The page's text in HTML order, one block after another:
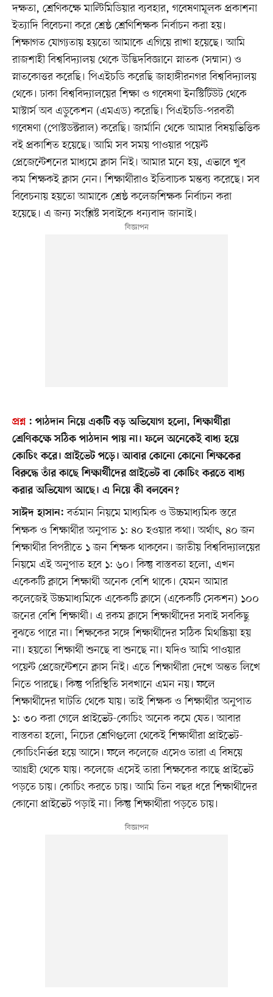
দক্ষতা, শ্রেণিকক্ষে মাল্টিমিডিয়ার ব্যবহার, গবেষণামূলক প্রকাশনা
ইত্যাদি বিবেচনা করে শ্রেষ্ঠ শ্রেণিশিক্ষক নির্বাচন করা হয়।
শিক্ষাগত যোগ্যতায় হয়তো আমাকে এগিয়ে রাখা হয়েছে। আমি
রাজশাহী বিশ্ববিদ্যালয় থেকে উদ্ভিদবিজ্ঞানে স্নাতক (সম্মান) ও
স্নাতকোত্তর করেছি। পিএইচডি করেছি জাহাঙ্গীরনগর বিশ্ববিদ্যালয়
থেকে। ঢাকা বিশ্ববিদ্যালয়ের শিক্ষা ও গবেষণা ইনস্টিটিউট থেকে
মাস্টার্স অব এডুকেশন (এমএড) করেছি। পিএইচডি-পরবর্তী
গবেষণা (পোস্টডক্টরাল) করেছি। জার্মানি থেকে আমার বিষয়ভিত্তিক
বই প্রকাশিত হয়েছে। আমি সব সময় পাওয়ার পয়েন্ট
প্রেজেন্টেশনের মাধ্যমে ক্লাস নিই। আমার মনে হয়, এভাবে খুব
কম শিক্ষকই ক্লাস নেন। শিক্ষার্থীরাও ইতিবাচক মন্তব্য করেছে। সব
বিবেচনায় হয়তো আমাকে শ্রেষ্ঠ কলেজশিক্ষক নির্বাচন করা
হয়েছে। এ জন্য সংশ্লিষ্ট সবাইকে ধন্যবাদ জানাই।
প্রশ্ন: পাঠদান নিয়ে একটি বড় অভিযোগ হলো, শিক্ষার্থীরা
শ্রেণিকক্ষে সঠিক পাঠদান পায় না। ফলে অনেকেই বাধ্য হয়ে
কোচিং করে। প্রাইভেট পড়ে। আবার কোনো কোনো শিক্ষকের
বিরুদ্ধে তাঁর কাছে শিক্ষার্থীদের প্রাইভেট বা কোচিং করতে বাধ্য
করার অভিযোগ আছে। এ নিয়ে কী বলবেন?
সাঈদ হাসান:বর্তমান নিয়মে মাধ্যমিক ও উচ্চমাধ্যমিক স্তরে
শিক্ষক ও শিক্ষার্থীর অনুপাত ১: ৪০ হওয়ার কথা। অর্থাৎ, ৪০ জন
শিক্ষার্থীর বিপরীতে ১ জন শিক্ষক থাকবেন। জাতীয় বিশ্ববিদ্যালয়ের
নিয়মে এই অনুপাত হবে ১: ৬০। কিন্তু বাস্তবতা হলো, এখন
একেকটি ক্লাসে শিক্ষার্থী অনেক বেশি থাকে। যেমন আমার
কলেজেই উচ্চমাধ্যমিকে একেকটি ক্লাসে (একেকটি সেকশন) ১০০
জনের বেশি শিক্ষার্থী। এ রকম ক্লাসে শিক্ষার্থীদের সবাই সবকিছু
বুঝতে পারে না। শিক্ষকের সঙ্গে শিক্ষার্থীদের সঠিক মিথস্ক্রিয়া হয়
না। হয়তো শিক্ষার্থী শুনছে বা শুনছে না। যদিও আমি পাওয়ার
পয়েন্ট প্রেজেন্টেশনে ক্লাস নিই। এতে শিক্ষার্থীরা দেখে অন্তত লিখে
নিতে পারছে। কিন্তু পরিস্থিতি সবখানে এমন নয়। ফলে
শিক্ষার্থীদের ঘাটতি থেকে যায়। তাই শিক্ষক ও শিক্ষার্থীর অনুপাত
১: ৩০ করা গেলে প্রাইভেট-কোচিং অনেক কমে যেত। আবার
বাস্তবতা হলো, নিচের শ্রেণিগুলো থেকেই শিক্ষার্থীরা প্রাইভেট-
কোচিংনির্ভর হয়ে আসে। ফলে কলেজে এসেও তারা এ বিষয়ে
আগ্রহী থেকে যায়। কলেজে এসেই তারা শিক্ষকের কাছে প্রাইভেট
পড়তে চায়। কোচিং করতে চায়। আমি তিন বছর ধরে শিক্ষার্থীদের
কোনো প্রাইভেট পড়াই না। কিন্তু শিক্ষার্থীরা পড়তে চায়।